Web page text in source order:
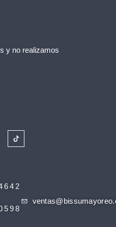
y no realizamos